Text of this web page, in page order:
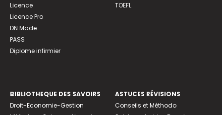
Licence
Licence Pro
DN Made
PASS
Diplome infirmier
TOEFL
BIBLIOTHEQUE DES SAVOIRS
Droit-Economie-Gestion
ASTUCES RÉVISIONS
Conseils et Méthodo